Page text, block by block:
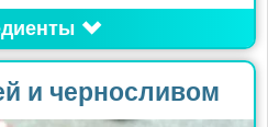
и черносливом